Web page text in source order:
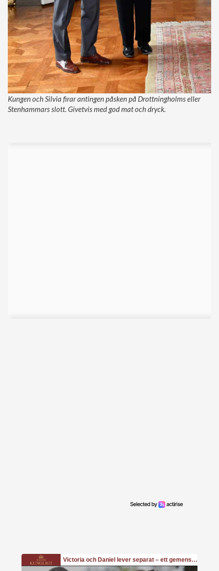
Kungen och Silvia firar antingen påsken på Drottningholms eller
Stenhammars slott. Givetvis med god mat och dryck.